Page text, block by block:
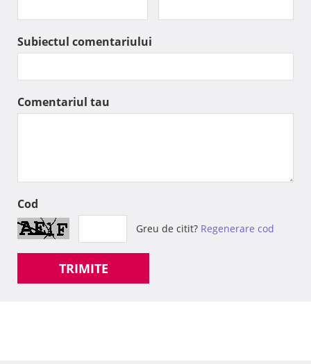
Subiectul comentariului
Comentariul tau
Cod
Greu de citit? Regenerare cod
TRIMITE